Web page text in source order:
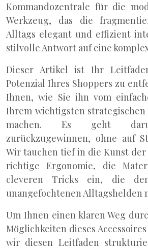
Kommandozentrale für die
Werkzeug, das die
Alltags elegant und effizient
stilvolle Antwort auf eine
Dieser Artikel ist Ihr
Potenzial Ihres Shoppers zu
Ihnen, wie Sie ihn vom
Ihrem wichtigsten
machen. Es geht
zurückzugewinnen, ohne auf
Wir tauchen tief in die Kunst
richtige Ergonomie, die
cleveren Tricks ein, die
unangefochtenen Alltagshelden
Um Ihnen einen klaren Weg
Möglichkeiten dieses
wir diesen Leitfaden